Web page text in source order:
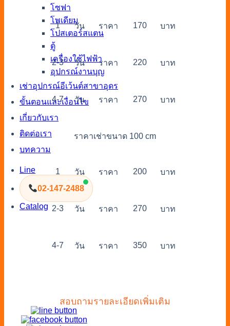
โซฟา
โพเดียม
โปสเตอร์สแตน
ตู้
เครื่องใช้ไฟฟ้า
อุปกรณ์งานบุญ
เช่าอุปกรณ์อีเว้นต์สาขาอุดร
ขั้นตอนและเงื่อนไข
เกี่ยวกับเรา
ติดต่อเรา
บทความ
Line
02-147-2488
Catalog
1 วัน ราคา 170 บาท
2-3 วัน ราคา 220 บาท
4-7 วัน ราคา 270 บาท
ราคาเช่าขนาด 100 cm
1 วัน ราคา 200 บาท
2-3 วัน ราคา 270 บาท
4-7 วัน ราคา 350 บาท
สอบถามรายละเอียดเพิ่มเติม